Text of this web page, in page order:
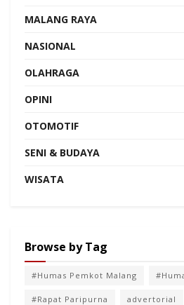
MALANG RAYA
NASIONAL
OLAHRAGA
OPINI
OTOMOTIF
SENI & BUDAYA
WISATA
Browse by Tag
#Humas Pemkot Malang
#Rapat Paripurna advertorial